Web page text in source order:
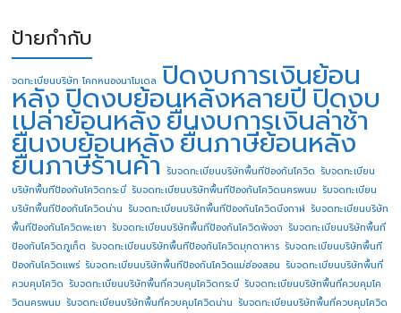
ป้ายกำกับ
จดทะเบียนบริษัท โคกหนองนาโมเดล ปิดงบการเงินย้อน
หลังปิดงบย้อนหลังหลายปี ปิดงบ
เปล่าย้อนหลังยื่นงบการเงินล่าช้า
ยื่นงบย้อนหลังยื่นภาษีย้อนหลัง
ยื่นภาษีร้านค้า รับจดทะเบียนบริษัทพื้นทีป้องกันโควิด รับจดทะเบียน
บริษัทพื้นทีป้องกันโควิดกระบี่ รับจดทะเบียนบริษัทพื้นทีป้องกันโควิดนครพนม รับจดทะเบียน
บริษัทพื้นทีป้องกันโควิดน่าน รับจดทะเบียนบริษัทพื้นทีป้องกันโควิดบึงกาฬ รับจดทะเบียนบริษัท
พื้นทีป้องกันโควิดพะเยา รับจดทะเบียนบริษัทพื้นทีป้องกันโควิดพังงา รับจดทะเบียนบริษัทพื้นที
ป้องกันโควิดภูเก็ต รับจดทะเบียนบริษัทพื้นทีป้องกันโควิดมุกดาหาร รับจดทะเบียนบริษัทพื้นที
ป้องกันโควิดแพร่ รับจดทะเบียนบริษัทพื้นทีป้องกันโควิดแม่ฮ่องสอน รับจดทะเบียนบริษัทพื้นที่
ควบคุมโควิด รับจดทะเบียนบริษัทพื้นที่ควบคุมโควิดกระบี่ รับจดทะเบียนบริษัทพื้นที่ควบคุมโค
วิดนครพนม รับจดทะเบียนบริษัทพื้นที่ควบคุมโควิดน่าน รับจดทะเบียนบริษัทพื้นที่ควบคุมโควิด